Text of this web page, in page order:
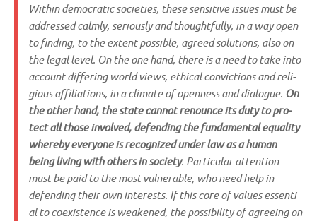
Within demo­cra­tic socie­ties, the­se sen­si­ti­ve issues must be
addres­sed calm­ly, serious­ly and thoughtful­ly, in a way open
to fin­ding, to the ext­ent pos­si­ble, agreed solu­ti­ons, also on
the legal level. On the one hand, the­re is a need to take into
account dif­fe­ring world views, ethi­cal con­vic­tions and reli­
gious affi­lia­ti­ons, in a cli­ma­te of open­ness and dia­lo­gue. On
the other hand, the sta­te can­not renoun­ce its duty to pro­
tect all tho­se invol­ved, defen­ding the fun­da­men­tal equa­li­ty
wher­eby ever­yo­ne is reco­gnized under law as a human
being living with others in socie­ty. Par­ti­cu­lar atten­ti­on
must be paid to the most vul­nerable, who need help in
defen­ding their own inte­rests. If this core of values essen­ti­
al to coexi­stence is wea­k­en­ed, the pos­si­bi­li­ty of agre­e­ing on